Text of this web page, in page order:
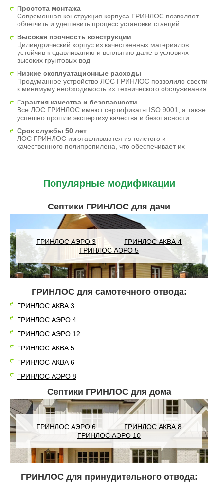
Простота монтажа
Современная конструкция корпуса ГРИНЛОС позволяет
облегчить и удешевить процесс установки станций
Высокая прочность конструкции
Цилиндрический корпус из качественных материалов
устойчив к сдавливанию и всплытию даже в условиях
высоких грунтовых вод
Низкие эксплуатационные расходы
Продуманное устройство ЛОС ГРИНЛОС позволило свести
к минимуму необходимость их технического обслуживания
Гарантия качества и безопасности
Все ЛОС ГРИНЛОС имеют сертификаты ISO 9001, а также
успешно прошли экспертизу качества и безопасности
Срок службы 50 лет
ЛОС ГРИНЛОС изготавливаются из толстого и
качественного полипропилена, что обеспечивает их
Популярные модификации
Септики ГРИНЛОС для дачи
ГРИНЛОС АЭРО 3
ГРИНЛОС АКВА 4
ГРИНЛОС АЭРО 5
ГРИНЛОС для самотечного отвода:
ГРИНЛОС АКВА 3
ГРИНЛОС АЭРО 4
ГРИНЛОС АЭРО 12
ГРИНЛОС АКВА 5
ГРИНЛОС АКВА 6
ГРИНЛОС АЭРО 8
Септики ГРИНЛОС для дома
ГРИНЛОС АЭРО 6
ГРИНЛОС АКВА 8
ГРИНЛОС АЭРО 10
ГРИНЛОС для принудительного отвода: